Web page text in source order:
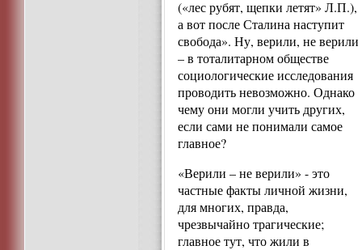
(«лес рубят, щепки летят» Л.П.),
а вот после Сталина наступит
свобода». Ну, верили, не верили
– в тоталитарном обществе
социологические исследования
проводить невозможно. Однако
чему они могли учить других,
если сами не понимали самое
главное?
«Верили – не верили» - это
частные факты личной жизни,
для многих, правда,
чрезвычайно трагические;
главное тут, что жили в